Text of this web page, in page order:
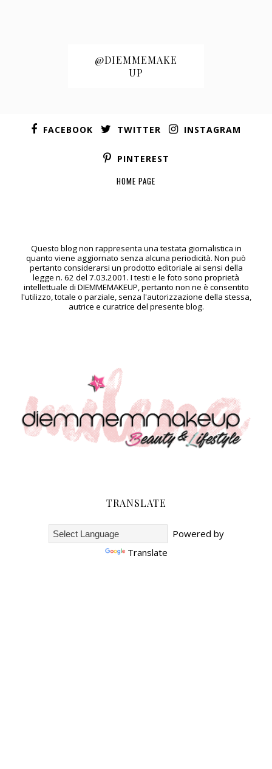
@DIEMMEMAKE
UP
FACEBOOK TWITTER INSTAGRAM
PINTEREST
HOME PAGE
Questo blog non rappresenta una testata giornalistica in
quanto viene aggiornato senza alcuna periodicità. Non può
pertanto considerarsi un prodotto editoriale ai sensi della
legge n. 62 del 7.03.2001. I testi e le foto sono proprietà
intellettuale di DIEMMEMAKEUP, pertanto non ne è consentito
l'utilizzo, totale o parziale, senza l'autorizzazione della stessa,
autrice e curatrice del presente blog.
TRANSLATE
Powered by
Translate